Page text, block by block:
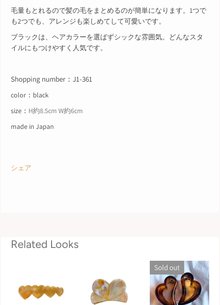
毛量もとれるので髪の毛をまとめるのが簡単になります。1つで
も2つでも、アレンジも楽しめてして可愛いです。
ブラックは、ヘアカラーを選ばずシックな雰囲気。どんなスタ
イルにもつけやすく人気です。
Shopping number ：J1-361
color：black
size： H約8.5cm W約6cm
made in Japan
シェア
Related Looks
Sold out